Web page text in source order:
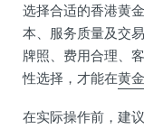
选择合适的香港黄
本、服务质量及交
牌照、费用合理、
性选择，才能在黄
在实际操作前，建